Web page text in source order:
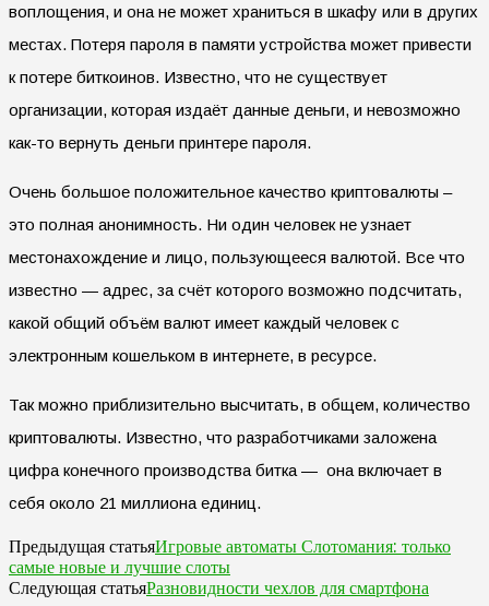
воплощения, и она не может храниться в шкафу или в других
местах. Потеря пароля в памяти устройства может привести
к потере биткоинов. Известно, что не существует
организации, которая издаёт данные деньги, и невозможно
как-то вернуть деньги принтере пароля.
Очень большое положительное качество криптовалюты –
это полная анонимность. Ни один человек не узнает
местонахождение и лицо, пользующееся валютой. Все что
известно — адрес, за счёт которого возможно подсчитать,
какой общий объём валют имеет каждый человек с
электронным кошельком в интернете, в ресурсе.
Так можно приблизительно высчитать, в общем, количество
криптовалюты. Известно, что разработчиками заложена
цифра конечного производства битка — она включает в
себя около 21 миллиона единиц.
Предыдущая статьяИгровые автоматы Слотомания: только
самые новые и лучшие слоты
Следующая статьяРазновидности чехлов для смартфона